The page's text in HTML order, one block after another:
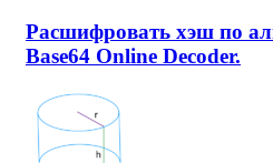
Расшифровать хэш по
Base64 Online Decoder.